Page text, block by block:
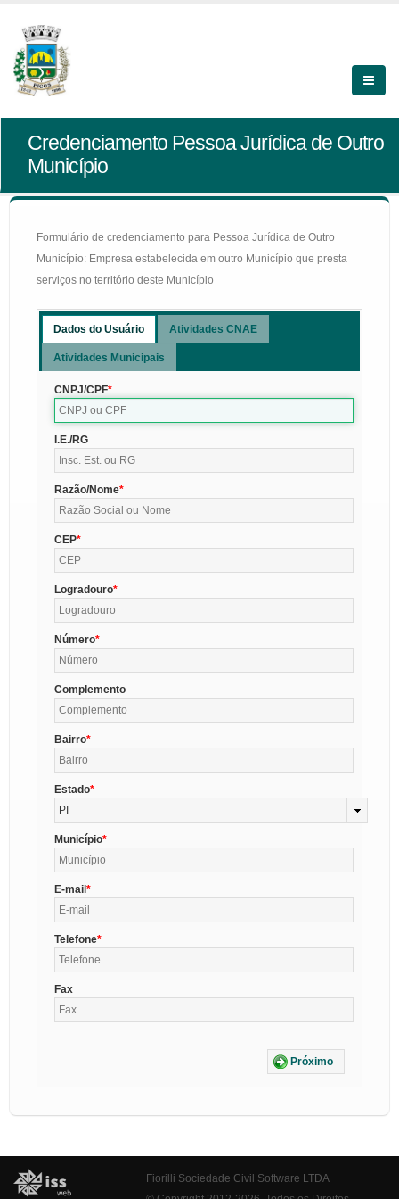
Credenciamento Pessoa Jurídica de Outro
Município
Formulário de credenciamento para Pessoa Jurídica de Outro
Município: Empresa estabelecida em outro Município que presta
serviços no território deste Município
Dados do Usuário Atividades CNAE
Atividades Municipais
CNPJ/CPF
I.E./RG
Razão/Nome
CEP
Logradouro
Número
Complemento
Bairro
Estado
PI
Município
E-mail
Telefone
Fax
Próximo
Fiorilli Sociedade Civil Software LTDA